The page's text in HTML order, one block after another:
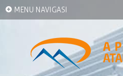
+ MENU NAVIGASI